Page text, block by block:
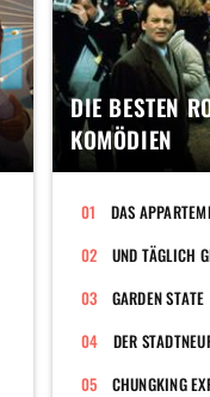
DIE BESTEN
KOMÖDIEN
DAS
UND TÄGLICH
GARDEN STATE
DER
CHUNGKING